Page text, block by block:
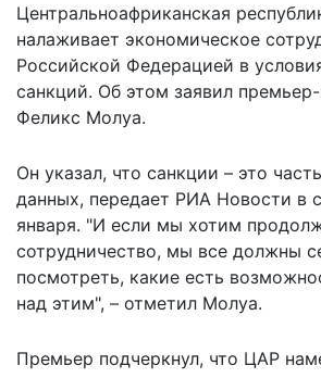
Центральноафриканская
налаживает экономическое
Российской Федерацией в
санкций. Об этом заявил
Феликс Молуа.
Он указал, что санкции – это
данных, передает РИА Новости в
января. "И если мы хотим
сотрудничество, мы все должны
посмотреть, какие есть
над этим", – отметил Молуа.
Премьер подчеркнул, что ЦАР